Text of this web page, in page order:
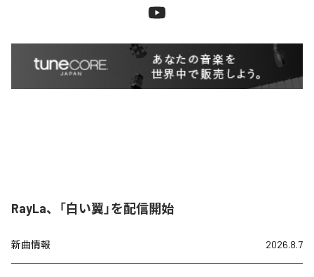
RayLa、「白い翼」を配信開始
新曲情報 2026.8.7